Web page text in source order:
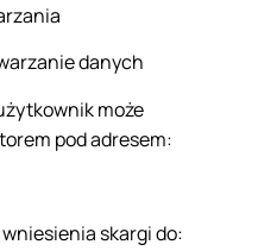
danych
może
pod adresem:
skargi do: